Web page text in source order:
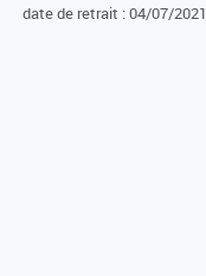
date de retrait : 04/07/2021